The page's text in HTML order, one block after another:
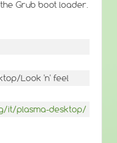
Grub boot loader.
Look 'n' feel
it/plasma-desktop/